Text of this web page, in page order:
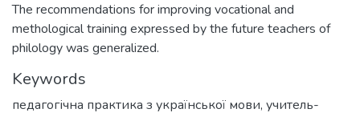
The recommendations for improving vocational and
methological training expressed by the future teachers of
philology was generalized.
Keywords
педагогічна практика з української мови, учитель-